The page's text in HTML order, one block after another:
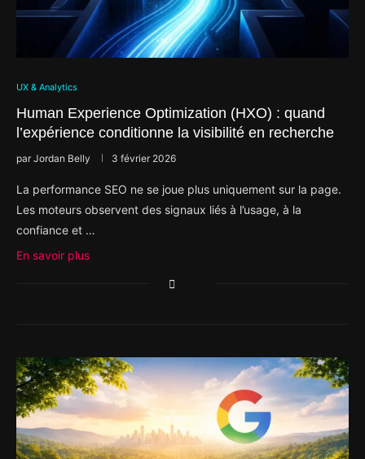
UX & Analytics
Human Experience Optimization (HXO) : quand
l’expérience conditionne la visibilité en recherche
parJordan Belly 3 février 2026
La performance SEO ne se joue plus uniquement sur la page.
Les moteurs observent des signaux liés à l’usage, à la
confiance et …
En savoir plus